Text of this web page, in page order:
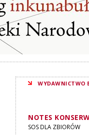
WYDAWNICTWO
NOTES
SOS DLA ZBIORÓW